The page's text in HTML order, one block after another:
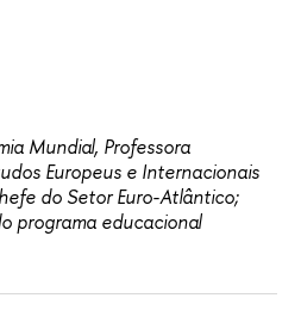
Mundial, Professora
Europeus e Internacionais
do Setor Euro-Atlântico;
programa educacional